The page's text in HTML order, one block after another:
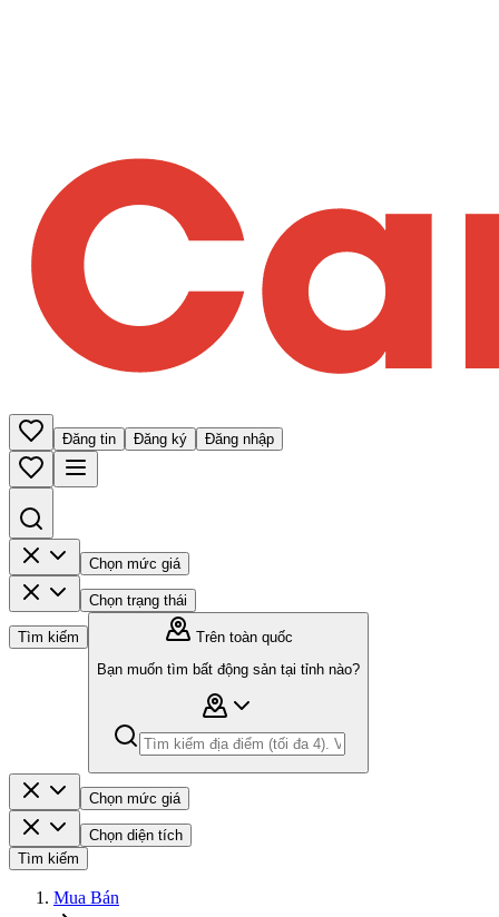
Đăng tin Đăng ký Đăng nhập
Chọn mức giá
Chọn trạng thái
Tìm kiếm
Trên toàn quốc
Bạn muốn tìm bất động sản tại tỉnh nào?
Chọn mức giá
Chọn diện tích
Tìm kiếm
Mua Bán